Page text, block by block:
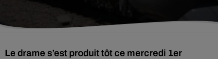
Le drame s’est produit tôt ce mercredi 1er